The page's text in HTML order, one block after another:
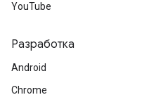
YouTube
Разработка
Android
Chrome